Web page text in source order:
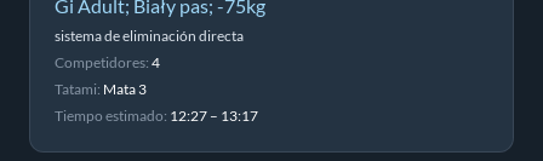
Gi Adult; Biały pas; -75kg
sistema de eliminación directa
Competidores: 4
Tatami: Mata 3
Tiempo estimado: 12:27 – 13:17